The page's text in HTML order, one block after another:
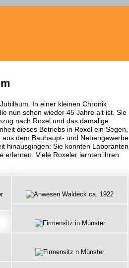
In einer kleinen Chronik
nun schon wieder 45 Jahre alt ist. Sie
nach Roxel und das damalige
dieses Betriebs in Roxel ein Segen,
dem Bauhaupt- und Nebengewerbe
hinausgingen: Sie konnten Laboranten,
erlernen. Viele Roxeler lernten ihren